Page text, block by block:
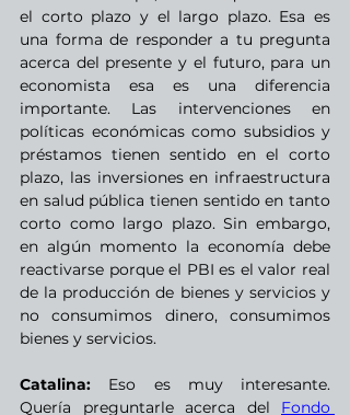
el corto plazo y el largo plazo. Esa es
una forma de responder a tu pregunta
acerca del presente y el futuro, para un
economista esa es una diferencia
importante. Las intervenciones en
políticas económicas como subsidios y
préstamos tienen sentido en el corto
plazo, las inversiones en infraestructura
en salud pública tienen sentido en tanto
corto como largo plazo. Sin embargo,
en algún momento la economía debe
reactivarse porque el PBI es el valor real
de la producción de bienes y servicios y
no consumimos dinero, consumimos
bienes y servicios.
Catalina: Eso es muy interesante.
Quería preguntarle acerca del Fondo